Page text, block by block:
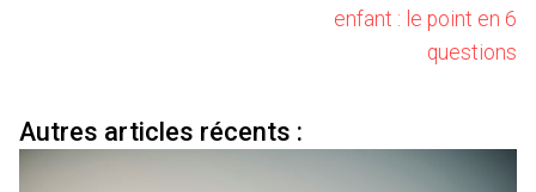
enfant : le point en 6
questions
Autres articles récents :